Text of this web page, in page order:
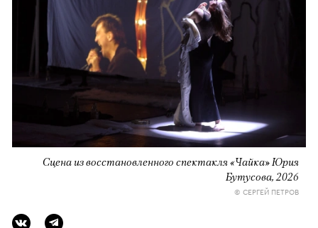
Сцена из восстановленного спектакля «Чайка» Юрия
Бутусова, 2026
© СЕРГЕЙ ПЕТРОВ